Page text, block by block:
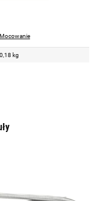
Mocowanie
0,18 kg